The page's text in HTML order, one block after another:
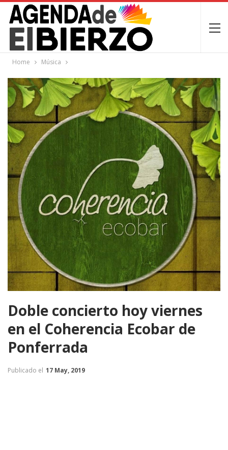
Home Música
Doble concierto hoy viernes
en el Coherencia Ecobar de
Ponferrada
Publicado el 17 May, 2019